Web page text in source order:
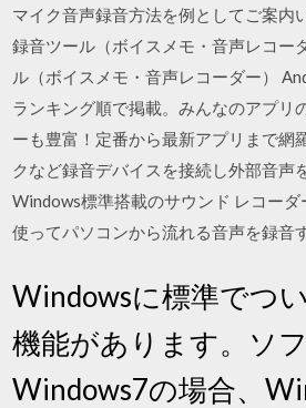
マイク音声録音方法を例としてご案内
録音ツール（ボイスメモ・音声レコー
ル（ボイスメモ・音声レコーダー）
ランキング順で掲載。みんなのアプリ
ーも豊富！定番から最新アプリまで網
クなど録音デバイスを接続し外部音声
Windows標準搭載のサウンド レコー
使ってパソコンから流れる音声を録音
Windowsに標準でつ
機能があります。ソ
Windows7の場合、